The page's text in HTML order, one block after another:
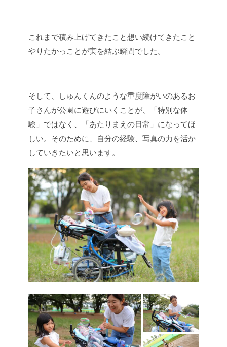
これまで積み上げてきたこと想い続けてきたこと
やりたかっことが実を結ぶ瞬間でした。
そして、しゅんくんのような重度障がいのあるお
子さんが公園に遊びにいくことが、
「特別な体
験」ではなく、「あたりまえの日常」になってほ
しい。 そのために、自分の経験、写真の力を活か
していきたいと思います。